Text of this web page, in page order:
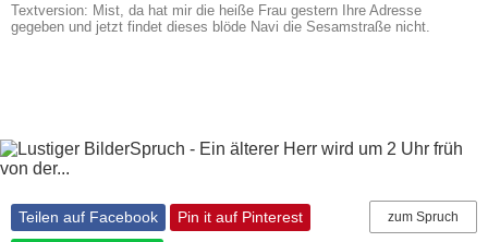
Textversion: Mist, da hat mir die heiße Frau gestern Ihre Adresse
gegeben und jetzt findet dieses blöde Navi die Sesamstraße nicht.
zum Spruch
Teilen auf Facebook
Pin it auf Pinterest